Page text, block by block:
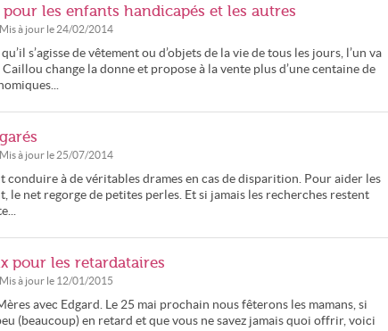
les enfants handicapés et les autres
à jour le 24/02/2014
s’agisse de vêtement ou d’objets de la vie de tous les jours, l’un va
change la donne et propose à la vente plus d’une centaine de
à jour le 25/07/2014
à de véritables drames en cas de disparition. Pour aider les
net regorge de petites perles. Et si jamais les recherches restent
pour les retardataires
à jour le 12/01/2015
avec Edgard. Le 25 mai prochain nous fêterons les mamans, si
(beaucoup) en retard et que vous ne savez jamais quoi offrir, voici